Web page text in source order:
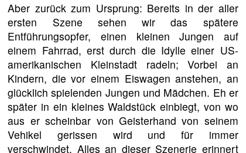
Aber zurück zum Ursprung: Bereits in der aller
ersten Szene sehen wir das spätere
Entführungsopfer, einen kleinen Jungen auf
einem Fahrrad, erst durch die Idylle einer US-
amerikanischen Kleinstadt radeln; Vorbei an
Kindern, die vor einem Eiswagen anstehen, an
glücklich spielenden Jungen und Mädchen. Eh er
später in ein kleines Waldstück einbiegt, von wo
aus er scheinbar von Geisterhand von seinem
Vehikel gerissen wird und für immer
verschwindet. Alles an dieser Szenerie erinnert